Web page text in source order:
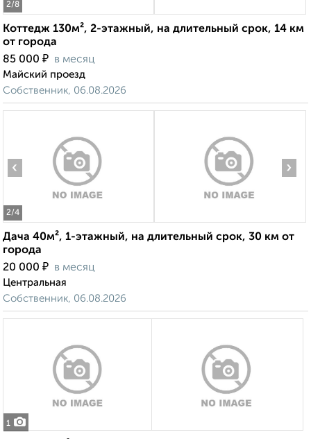
2/8
Коттедж 130м², 2-этажный, на длительный срок, 14 км
от города
85 000 ₽ в месяц
Майский проезд
Собственник, 06.08.2026
2/4
‹ ›
Дача 40м², 1-этажный, на длительный срок, 30 км от
города
20 000 ₽ в месяц
Центральная
Собственник, 06.08.2026
1